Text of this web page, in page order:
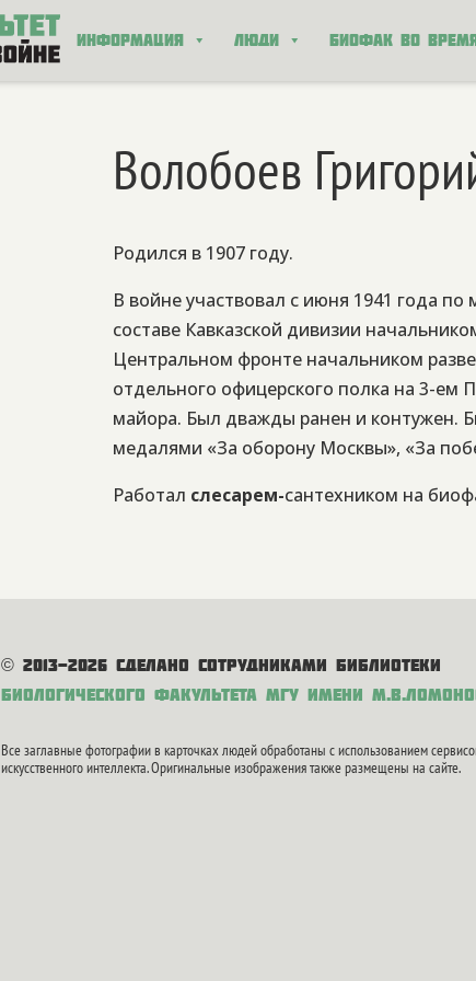
Информация Люди Биофак во
Волобоев
Родился в 1907 году.
В войне участвовал с июня 1941 года по
составе Кавказской дивизии
Центральном фронте начальником
отдельного офицерского полка на 3-ем
майора. Был дважды ранен и контужен.
медалями «За оборону Москвы», «За
Работал слесарем-сантехником на
© 2013-2026 Сделано сотрудниками библиотеки
Биологического факультета МГУ имени
Все заглавные фотографии в карточках людей обработаны с использованием
искусственного интеллекта. Оригинальные изображения также размещены на сайте.